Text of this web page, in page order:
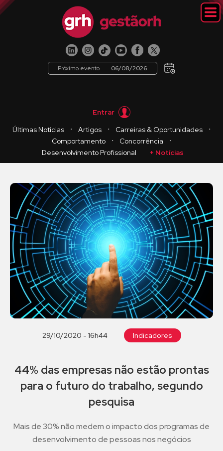
Próximo evento 06/08/2026
Entrar
Últimas Notícias
・ Artigos ・ Carreiras & Oportunidades
・
Comportamento
・ Concorrência
・
Desenvolvimento Profissional
+ Notícias
29/10/2020 - 16h44 Indicadores
44% das empresas não estão prontas
para o futuro do trabalho, segundo
pesquisa
Mais de 30% não medem o impacto dos programas de
desenvolvimento de pessoas nos negócios